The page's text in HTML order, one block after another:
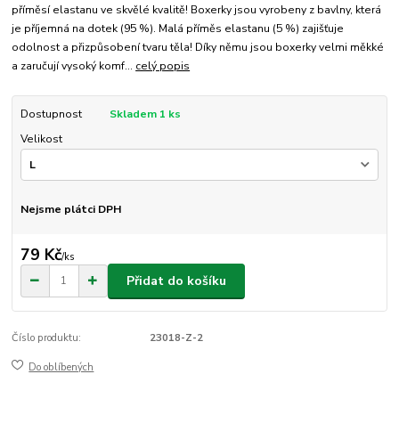
příměsí elastanu ve skvělé kvalitě! Boxerky jsou vyrobeny z bavlny, která
je příjemná na dotek (95 %). Malá příměs elastanu (5 %) zajišťuje
odolnost a přizpůsobení tvaru těla! Díky němu jsou boxerky velmi měkké
a zaručují vysoký komf... celý popis
Dostupnost
Skladem 1 ks
Velikost
Nejsme plátci DPH
79 Kč/ks
Přidat do košíku
Číslo produktu: 23018-Z-2
Do oblíbených